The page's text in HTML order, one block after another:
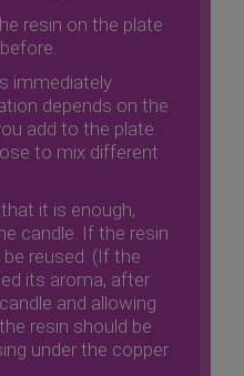
resin on the plate
immediately
depends on the
add to the plate.
to mix different
it is enough,
candle. If the resin
reused. (If the
its aroma, after
and allowing
resin should be
under the copper